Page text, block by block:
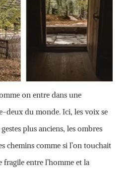
on entre dans une
deux du monde. Ici, les voix se
plus anciens, les ombres
chemins comme si l’on touchait
fragile entre l’homme et la